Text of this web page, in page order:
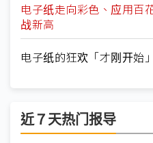
电子纸走向彩色、应用
战新高
电子纸的狂欢「才刚开
近７天热门报导